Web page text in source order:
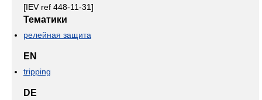
[IEV ref 448-11-31]
Тематики
релейная защита
EN
tripping
DE